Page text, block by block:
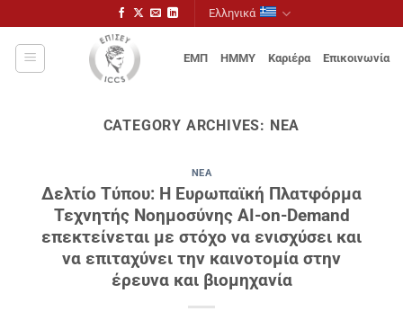
στο
περιεχόμενο
Ελληνικά
ΕΜΠ ΗΜΜΥ Καριέρα Επικοινωνία
CATEGORY ARCHIVES: ΝΈΑ
ΝΈΑ
Δελτίο Τύπου: Η Ευρωπαϊκή Πλατφόρμα
Τεχνητής Νοημοσύνης AI-on-Demand
επεκτείνεται με στόχο να ενισχύσει και
να επιταχύνει την καινοτομία στην
έρευνα και βιομηχανία